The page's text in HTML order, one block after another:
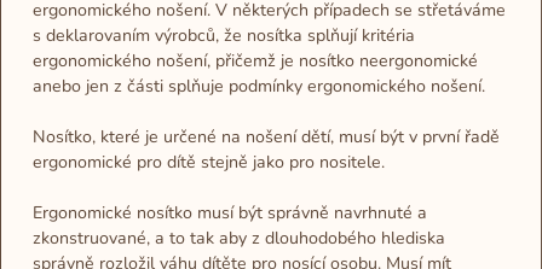
ergonomického nošení. V některých případech se střetáváme
s deklarovaním výrobců, že nosítka splňují kritéria
ergonomického nošení, přičemž je nosítko neergonomické
anebo jen z části splňuje podmínky ergonomického nošení.
Nosítko, které je určené na nošení dětí, musí být v první řadě
ergonomické pro dítě stejně jako pro nositele.
Ergonomické nosítko musí být správně navrhnuté a
zkonstruované, a to tak aby z dlouhodobého hlediska
správně rozložil váhu dítěte pro nosící osobu. Musí mít